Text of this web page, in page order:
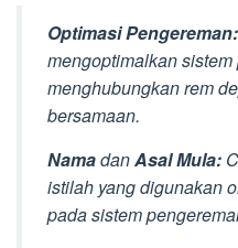
Optimasi Pengereman:
mengoptimalkan
menghubungkan rem
bersamaan.
NamadanAsal Mula:
istilah yang digunakan
pada sistem